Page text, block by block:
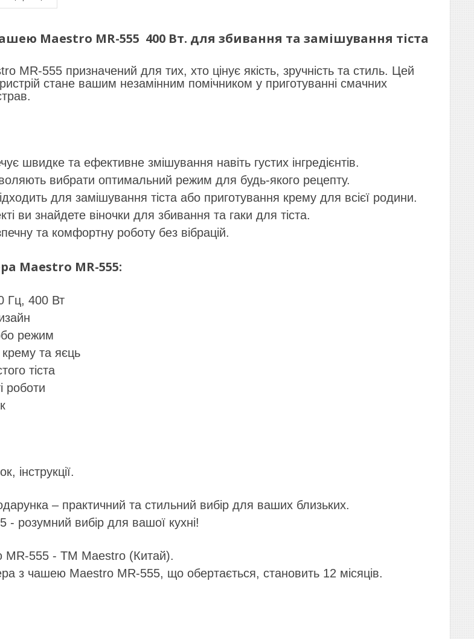
Maestro MR-555 400 Вт. для збивання та замішування тіста
MR-555 призначений для тих, хто цінує якість, зручність та стиль. Цей
стане вашим незамінним помічником у приготуванні смачних
швидке та ефективне змішування навіть густих інгредієнтів.
вибрати оптимальний режим для будь-якого рецепту.
для замішування тіста або приготування крему для всієї родини.
ви знайдете віночки для збивання та гаки для тіста.
та комфортну роботу без вібрацій.
Maestro MR-555:
Гц, 400 Вт
режим
та яєць
тіста
роботи
інструкції.
– практичний та стильний вибір для ваших близьких.
розумний вибір для вашої кухні!
MR-555 - ТМ Maestro (Китай).
з чашею Maestro MR-555, що обертається, становить 12 місяців.